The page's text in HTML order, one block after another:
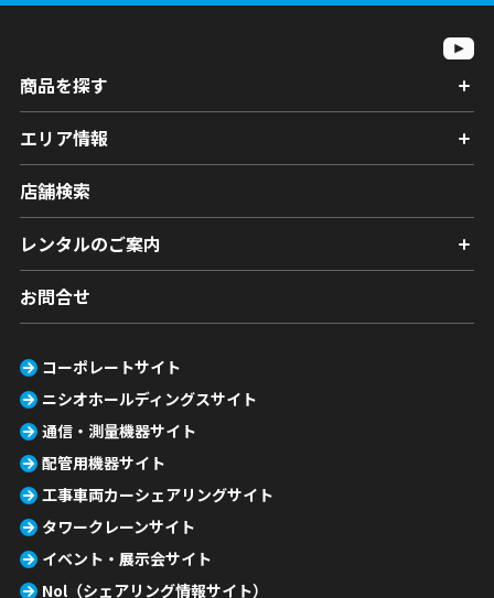
商品を探す
エリア情報
店舗検索
レンタルのご案内
お問合せ
コーポレートサイト
ニシオホールディングスサイト
通信・測量機器サイト
配管用機器サイト
工事車両カーシェアリングサイト
タワークレーンサイト
イベント・展示会サイト
Nol（シェアリング情報サイト）